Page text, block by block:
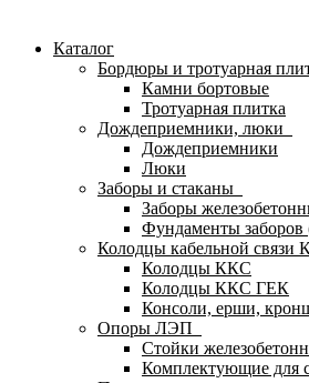
Каталог
Бордюры и тротуарная
Камни бортовые
Тротуарная плитка
Дождеприемники, люки
Дождеприемники
Люки
Заборы и стаканы
Заборы
Фундаменты заборов
Колодцы кабельной связи
Колодцы ККС
Колодцы ККС ГЕК
Консоли, ерши,
Опоры ЛЭП
Стойки
Комплектующие для